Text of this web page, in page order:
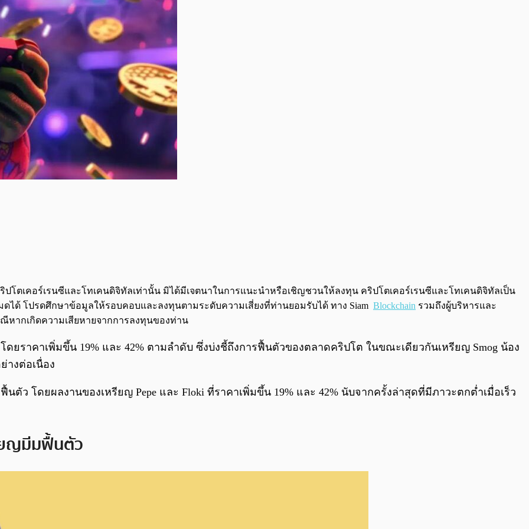
0:00/0:00
โตเคอร์เรนซีและโทเคนดิจิทัลเท่านั้น มิได้มีเจตนาในการแนะนำหรือเชิญชวนให้ลงทุน คริปโตเคอร์เรนซีและโทเคนดิจิทัลเป็น
ได้ โปรดศึกษาข้อมูลให้รอบคอบและลงทุนตามระดับความเสี่ยงที่ท่านยอมรับได้ ทาง Siam Blockchain รวมถึงผู้บริหารและ
ากเกิดความเสียหายจากการลงทุนของท่าน
ดยราคาเพิ่มขึ้น 19% และ 42% ตามลำดับ ซึ่งบ่งชี้ถึงการฟื้นตัวของตลาดคริปโต ในขณะเดียวกันเหรียญ Smog น้อง
างต่อเนื่อง
ว โดยผลงานของเหรียญ Pepe และ Floki ที่ราคาเพิ่มขึ้น 19% และ 42% นับจากครั้งล่าสุดที่มีภาวะตกต่ำเมื่อเร็ว
ยญมีมฟื้นตัว